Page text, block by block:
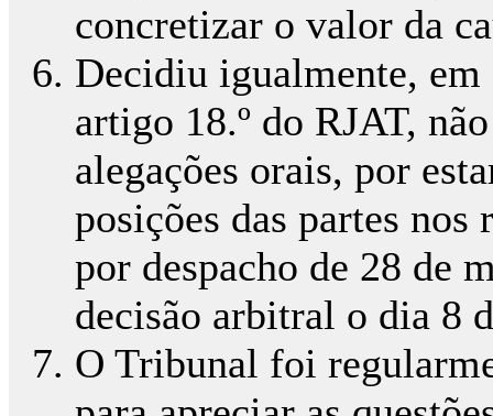
concretizar o valor da
Decidiu igualmente,
artigo 18.º do RJAT,
alegações orais, por
posições das partes
por despacho de 28 de
decisão arbitral o dia 8
O Tribunal foi